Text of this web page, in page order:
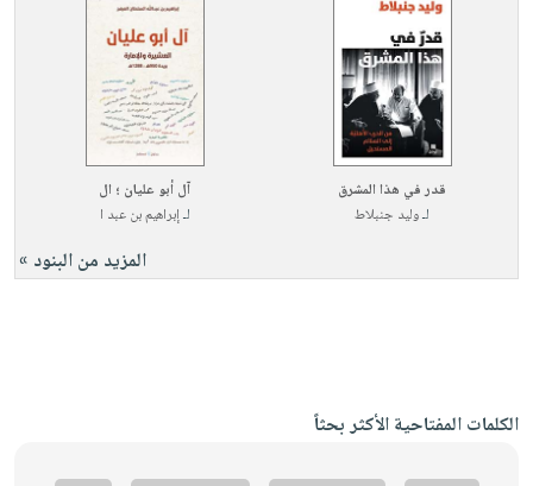
قدر في هذا المشرق
لـوليد جنبلاط
آل أبو عليان ؛ ال
لـإبراهيم بن عبد ا
المزيد من البنود »
الكلمات المفتاحية الأكثر بحثاً